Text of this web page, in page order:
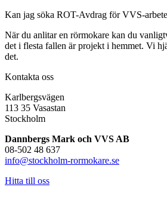
Kan jag söka ROT-Avdrag för VVS-
När du anlitar en rörmokare kan du
det i flesta fallen är projekt i hemmet. Vi
det.
Kontakta oss
Karlbergsvägen
113 35 Vasastan
Stockholm
Dannbergs Mark och VVS AB
08-502 48 637
info@stockholm-rormokare.se
Hitta till oss